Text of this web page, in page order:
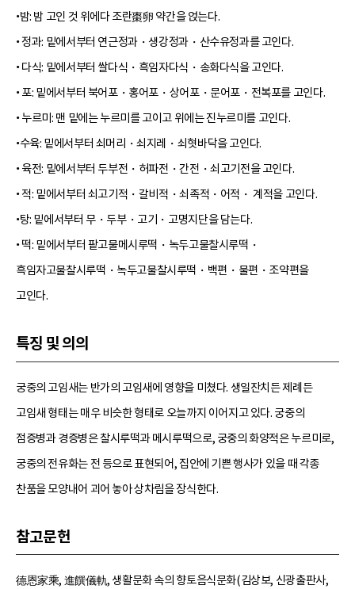
•밤: 밤 고인 것 위에다 조란棗卵 약간을 얹는다.
• 정과: 밑에서부터 연근정과・생강정과・산수유정과를 고인다.
• 다식: 밑에서부터 쌀다식・흑임자다식・송화다식을 고인다.
• 포: 밑에서부터 북어포・홍어포・상어포・문어포・전복포를 고인다.
• 누르미: 맨 밑에는 누르미를 고이고 위에는 진누르미를 고인다.
•수육: 밑에서부터 쇠머리・쇠지레・쇠혓바닥을 고인다.
• 육전: 밑에서부터 두부전・허파전・간전・쇠고기전을 고인다.
• 적: 밑에서부터 쇠고기적・갈비적・쇠족적・어적・ 계적을 고인다.
•탕: 밑에서부터 무・두부・고기・고명지단을 담는다.
• 떡: 밑에서부터 팥고물메시루떡・녹두고물찰시루떡・
흑임자고물찰시루떡・녹두고물찰시루떡・백편・물편・조약편을
고인다.
특징 및 의의
궁중의 고임새는 반가의 고임새에 영향을 미쳤다. 생일잔치든 제례든
고임새 형태는 매우 비슷한 형태로 오늘까지 이어지고 있다. 궁중의
점증병과 경증병은 찰시루떡과 메시루떡으로, 궁중의 화양적은 누르미로,
궁중의 전유화는 전 등으로 표현되어, 집안에 기쁜 행사가 있을 때 각종
찬품을 모양내어 괴어 놓아 상차림을 장식한다.
참고문헌
德恩家乘, 進饌儀軌, 생활문화 속의 향토음식문화(김상보, 신광출판사,